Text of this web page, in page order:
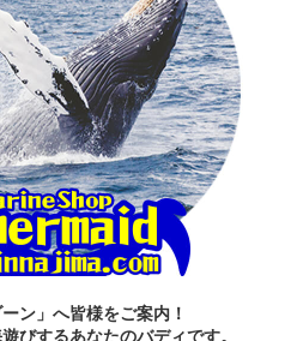
ーン」へ皆様をご案内！
びするあなたのバディです。